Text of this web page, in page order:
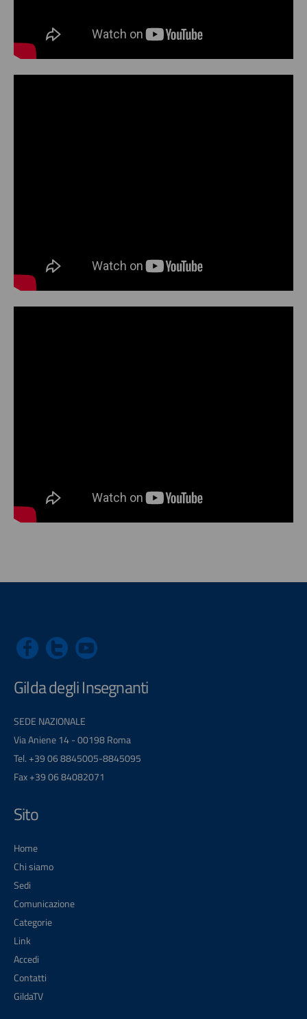
Gilda degli Insegnanti
SEDE NAZIONALE
Via Aniene 14 - 00198 Roma
Tel. +39 06 8845005-8845095
Fax +39 06 84082071
Sito
Home
Chi siamo
Sedi
Comunicazione
Categorie
Link
Accedi
Contatti
GildaTV